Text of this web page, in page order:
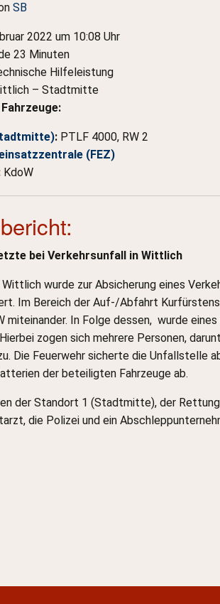
SB
2022 um 10:08 Uhr
23 Minuten
Hilfeleistung
– Stadtmitte
: PTLF 4000, RW 2
(FEZ)
KdoW
bei Verkehrsunfall in Wittlich
Wittlich wurde zur Absicherung eines
Im Bereich der Auf-/Abfahrt
miteinander. In Folge dessen, wurde
zogen sich mehrere Personen,
Die Feuerwehr sicherte die Unfallstelle
der beteiligten Fahrzeuge ab.
der Standort 1 (Stadtmitte), der
die Polizei und ein